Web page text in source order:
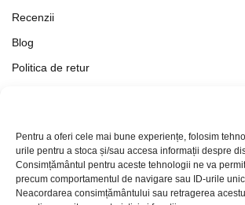
Pentru a oferi cele mai bune experiențe, folosim
urile pentru a stoca și/sau accesa informații despre
Consimțământul pentru aceste tehnologii ne va
precum comportamentul de navigare sau ID-urile
Neacordarea consimțământului sau retragerea
Recenzii
Blog
Politica de retur
Politica de Confidențialitate
Politica de cookies
Setări Cookie-uri